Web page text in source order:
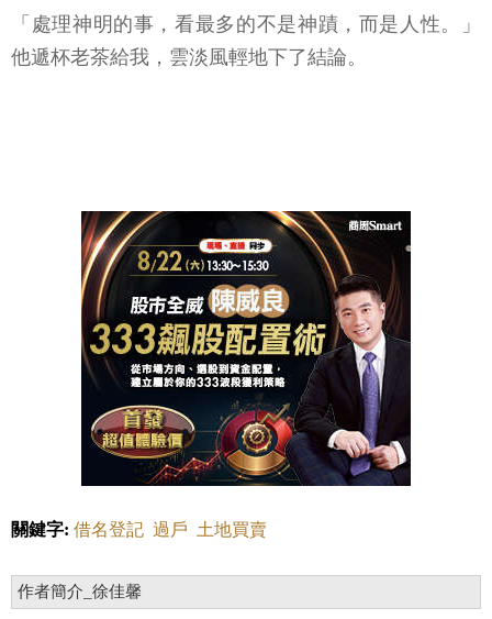
「處理神明的事，看最多的不是神蹟，而是人性。」
他遞杯老茶給我，雲淡風輕地下了結論。
關鍵字: 借名登記 過戶 土地買賣
作者簡介_徐佳馨